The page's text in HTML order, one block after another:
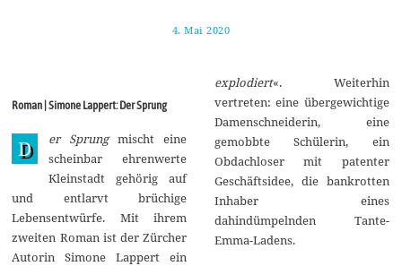
4. Mai 2020
a
2
0
2
0
Roman | Simone Lappert: Der Sprung
D er Sprungmischt eine
scheinbar ehrenwerte
Kleinstadt gehörig auf
und entlarvt brüchige
Lebensentwürfe. Mit ihrem
zweiten Roman ist der Zürcher
Autorin Simone Lappert ein
explodiert«. Weiterhin
vertreten: eine übergewichtige
Damenschneiderin, eine
gemobbte Schülerin, ein
Obdachloser mit patenter
Geschäftsidee, die bankrotten
Inhaber eines
dahindümpelnden Tante-
Emma-Ladens.